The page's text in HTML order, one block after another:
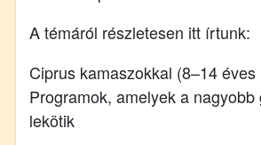
A témáról részletesen itt írtunk:
Ciprus kamaszokkal (8–14
Programok, amelyek a
lekötik